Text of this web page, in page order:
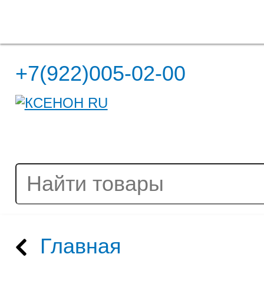
+7(922)005-02-00
Главная